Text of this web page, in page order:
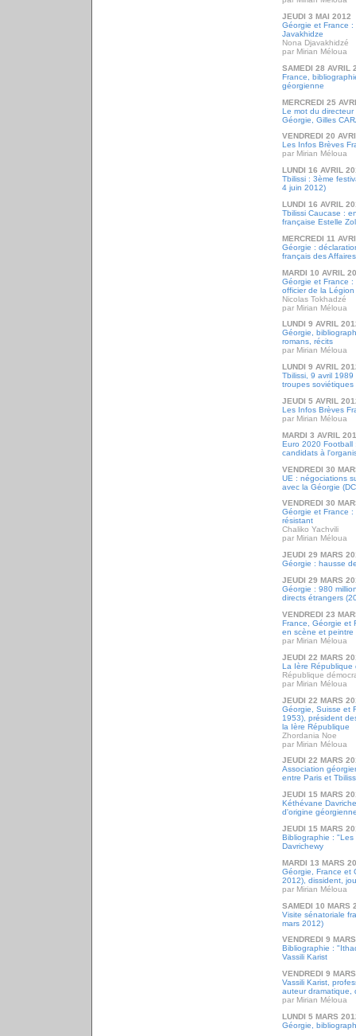
JEUDI 3 MAI 2012
Géorgie et France
Javakhidze
Nona Djavakhidzé
par Mirian Méloua
SAMEDI 28 AVRIL
France,
géorgienne
MERCREDI 25
Le mot du
Géorgie, Gilles
VENDREDI 20
Les Infos Brèves
par Mirian Méloua
LUNDI 16 AVRIL
Tbilissi : 3ème
4 juin 2012)
LUNDI 16 AVRIL
Tbilissi Caucase :
française Estelle
MERCREDI 11
Géorgie :
français des
MARDI 10 AVRIL
Géorgie et France :
officier de la
Nicolas Tokhadzé
par Mirian Méloua
LUNDI 9 AVRIL
Géorgie,
romans, récits
par Mirian Méloua
LUNDI 9 AVRIL
Tbilissi, 9 avril
troupes soviétiques
JEUDI 5 AVRIL
Les Infos Brèves
par Mirian Méloua
MARDI 3 AVRIL
Euro 2020 Football
candidats à
VENDREDI 30
UE : négociations
avec la Géorgie
VENDREDI 30
Géorgie et France :
résistant
Chaliko Yachvili
par Mirian Méloua
JEUDI 29 MARS
Géorgie : hausse
JEUDI 29 MARS
Géorgie : 980
directs étrangers
VENDREDI 23
France, Géorgie et
en scène et peintre
par Mirian Méloua
JEUDI 22 MARS
La Ière République
République
par Mirian Méloua
JEUDI 22 MARS
Géorgie, Suisse et
1953), président
la Ière République
Zhordania Noe
par Mirian Méloua
JEUDI 22 MARS
Association
entre Paris et
JEUDI 15 MARS
Kéthévane
d'origine
JEUDI 15 MARS
Bibliographie :
Davrichewy
MARDI 13 MARS
Géorgie, France et
2012), dissident,
par Mirian Méloua
SAMEDI 10 MARS
Visite sénatoriale
mars 2012)
VENDREDI 9
Bibliographie :
Vassili Karist
VENDREDI 9
Vassili Karist,
auteur dramatique,
par Mirian Méloua
LUNDI 5 MARS
Géorgie,